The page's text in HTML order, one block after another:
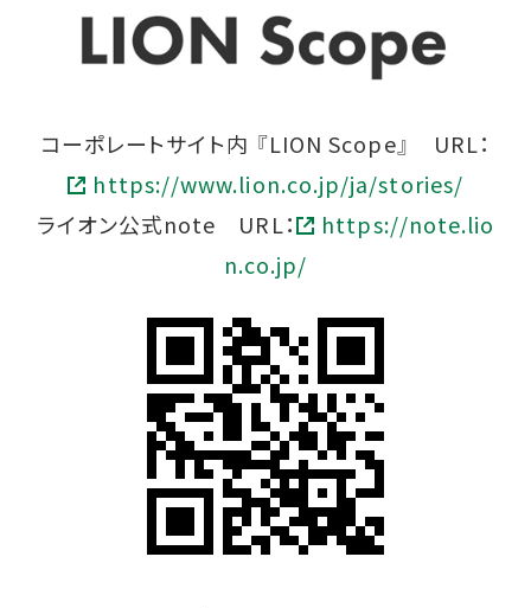
コーポレートサイト内 『LION Scope』 URL：
https://www.lion.co.jp/ja/stories/
ライオン公式note URL：
https://note.lio
n.co.jp/